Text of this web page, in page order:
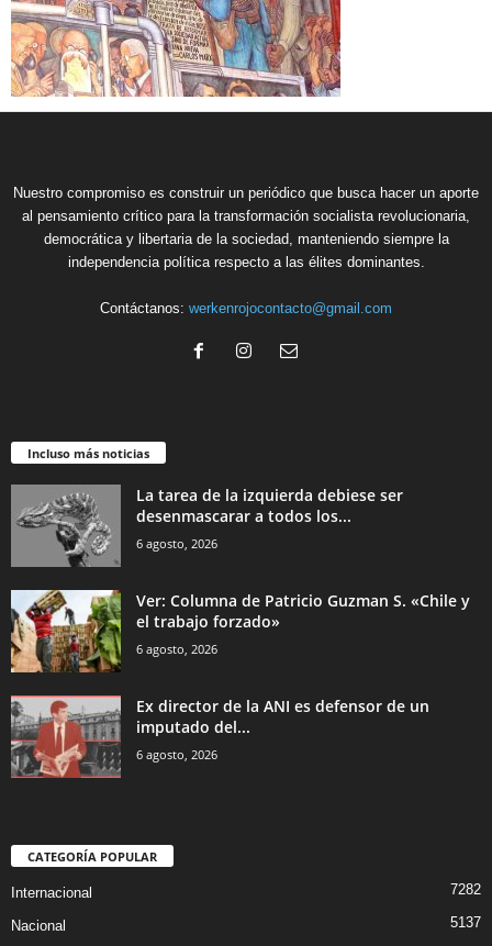
Nuestro compromiso es construir un periódico que busca hacer un aporte
al pensamiento crítico para la transformación socialista revolucionaria,
democrática y libertaria de la sociedad, manteniendo siempre la
independencia política respecto a las élites dominantes.
Contáctanos: werkenrojocontacto@gmail.com
Incluso más noticias
La tarea de la izquierda debiese ser
desenmascarar a todos los...
6 agosto, 2026
Ver: Columna de Patricio Guzman S. «Chile y
el trabajo forzado»
6 agosto, 2026
Ex director de la ANI es defensor de un
imputado del...
6 agosto, 2026
CATEGORÍA POPULAR
Internacional 7282
Nacional 5137